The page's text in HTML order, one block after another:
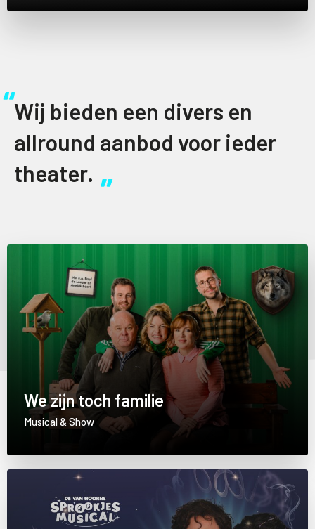
Wij bieden een divers en
allround aanbod voor ieder
theater.
We zijn toch familie
Musical & Show